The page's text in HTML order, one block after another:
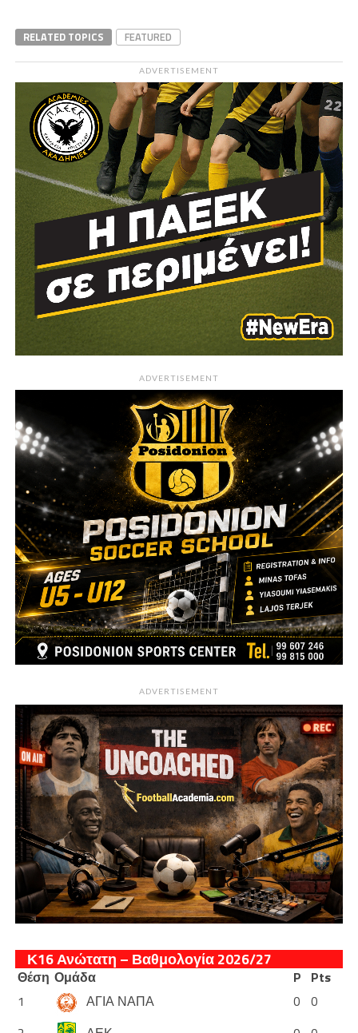
RELATED TOPICS FEATURED
ADVERTISEMENT
ADVERTISEMENT
ADVERTISEMENT
Κ16 Ανώτατη – Βαθμολογία 2026/27
Θέση Ομάδα P Pts
1
ΑΓΙΑ ΝΑΠΑ 0 0